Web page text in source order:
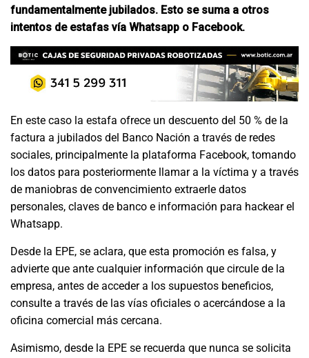
fundamentalmente jubilados. Esto se suma a otros
intentos de estafas vía Whatsapp o Facebook.
En este caso la estafa ofrece un descuento del 50 % de la
factura a jubilados del Banco Nación a través de redes
sociales, principalmente la plataforma Facebook, tomando
los datos para posteriormente llamar a la víctima y a través
de maniobras de convencimiento extraerle datos
personales, claves de banco e información para hackear el
Whatsapp.
Desde la EPE, se aclara, que esta promoción es falsa, y
advierte que ante cualquier información que circule de la
empresa, antes de acceder a los supuestos beneficios,
consulte a través de las vías oficiales o acercándose a la
oficina comercial más cercana.
Asimismo, desde la EPE se recuerda que nunca se solicita